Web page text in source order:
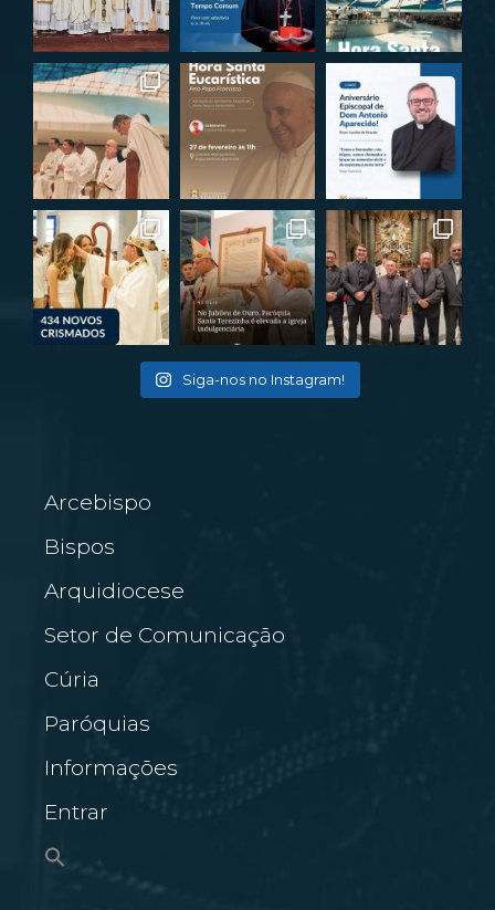
Siga-nos no Instagram!
Arcebispo
Bispos
Arquidiocese
Setor de Comunicação
Cúria
Paróquias
Informações
Entrar